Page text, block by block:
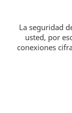
La seguridad
usted, por
conexiones